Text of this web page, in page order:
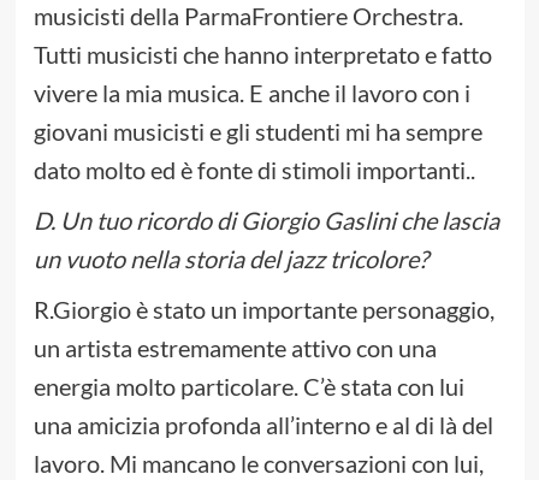
musicisti della ParmaFrontiere Orchestra.
Tutti musicisti che hanno interpretato e fatto
vivere la mia musica. E anche il lavoro con i
giovani musicisti e gli studenti mi ha sempre
dato molto ed è fonte di stimoli importanti..
D. Un tuo ricordo di Giorgio Gaslini che lascia
un vuoto nella storia del jazz tricolore?
R.Giorgio è stato un importante personaggio,
un artista estremamente attivo con una
energia molto particolare. C’è stata con lui
una amicizia profonda all’interno e al di là del
lavoro. Mi mancano le conversazioni con lui,